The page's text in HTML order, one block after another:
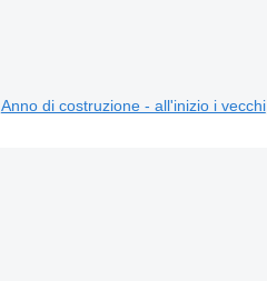
Anno di costruzione - all'inizio i vecchi